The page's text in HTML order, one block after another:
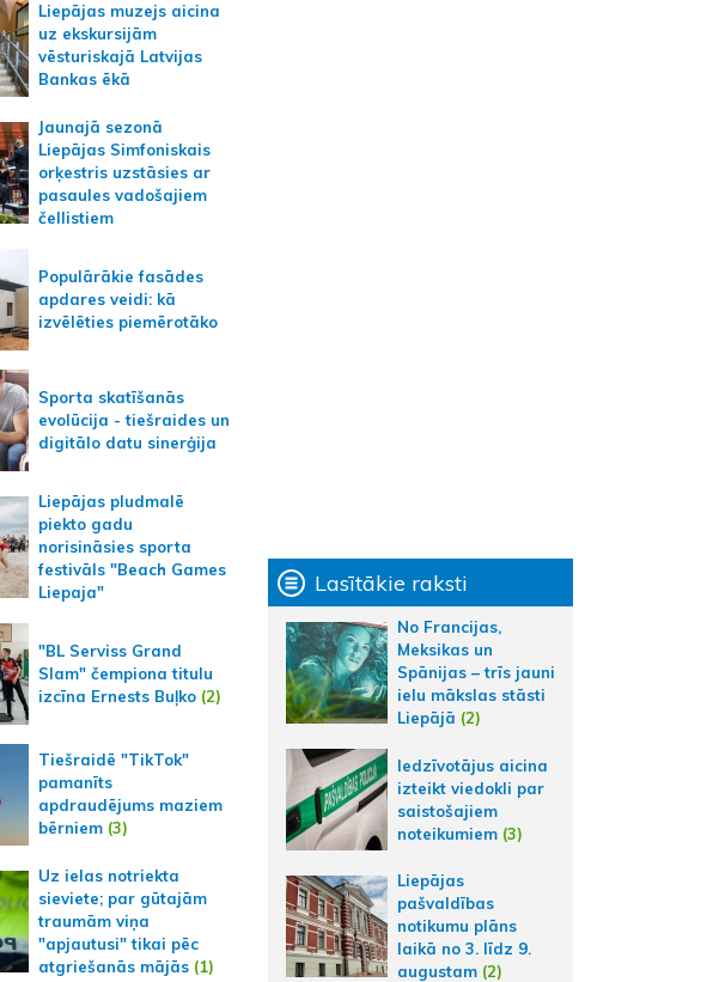
Liepājas muzejs aicina
uz ekskursijām
vēsturiskajā Latvijas
Bankas ēkā
Jaunajā sezonā
Liepājas Simfoniskais
orķestris uzstāsies ar
pasaules vadošajiem
čellistiem
Populārākie fasādes
apdares veidi: kā
izvēlēties piemērotāko
Sporta skatīšanās
evolūcija - tiešraides un
digitālo datu sinerģija
Liepājas pludmalē
piekto gadu
norisināsies sporta
festivāls "Beach Games
Liepaja"
"BL Serviss Grand
Slam" čempiona titulu
izcīna Ernests Buļko(2)
Tiešraidē "TikTok"
pamanīts
apdraudējums maziem
bērniem(3)
Uz ielas notriekta
sieviete; par gūtajām
traumām viņa
"apjautusi" tikai pēc
atgriešanās mājās(1)
Lasītākie raksti
No Francijas,
Meksikas un
Spānijas – trīs jauni
ielu mākslas stāsti
Liepājā (2)
Iedzīvotājus aicina
izteikt viedokli par
saistošajiem
noteikumiem (3)
Liepājas
pašvaldības
notikumu plāns
laikā no 3. līdz 9.
augustam (2)